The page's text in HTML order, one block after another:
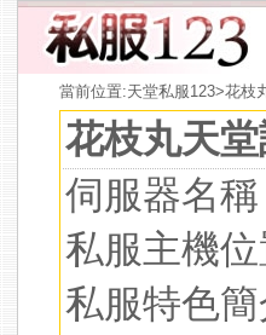
當前位置:天堂私服123>花枝
花枝丸天
伺服器名稱
私服主機
私服特色